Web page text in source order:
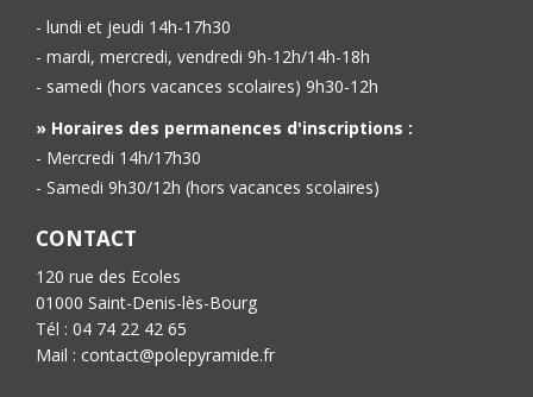
- lundi et jeudi 14h-17h30
- mardi, mercredi, vendredi 9h-12h/14h-18h
- samedi (hors vacances scolaires) 9h30-12h
» Horaires des permanences d'inscriptions :
- Mercredi 14h/17h30
- Samedi 9h30/12h (hors vacances scolaires)
CONTACT
120 rue des Ecoles
01000 Saint-Denis-lès-Bourg
Tél : 04 74 22 42 65
Mail : contact@polepyramide.fr